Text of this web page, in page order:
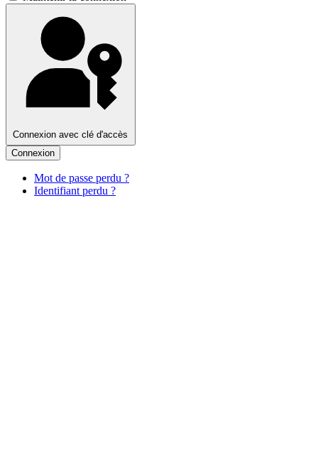
Connexion avec clé d'accès
Connexion
Mot de passe perdu ?
Identifiant perdu ?